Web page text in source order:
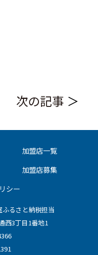
次の記事
加盟店一覧
加盟店募集
シー
るさと納税担当
西3丁目1番地1